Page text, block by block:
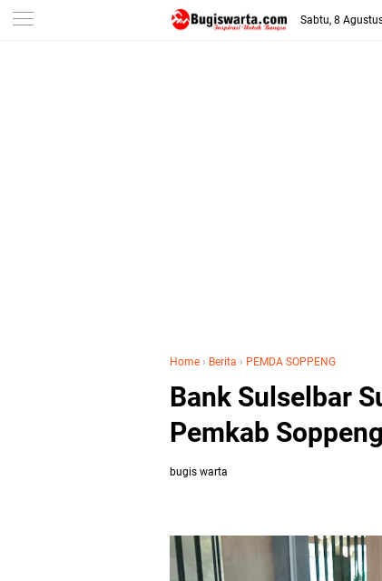
-->
Sabtu, 8
Home › Berita › PEMDA SOPPENG
Bank Sulselbar
Pemkab Soppeng
bugis warta